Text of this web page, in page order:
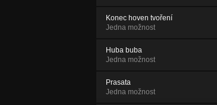
Konec hoven tvoření
Jedna možnost
Huba buba
Jedna možnost
Prasata
Jedna možnost